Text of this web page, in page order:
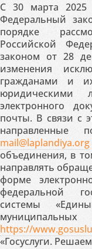
С 30 марта 2025
Федеральный
порядке
Российской
законом от 28
изменения
гражданами и
электронного
почты. В связи с
направленные
mail@laplandiya.org
объединения, в
направлять
форме
федеральной
системы
https://
«Госуслуги.